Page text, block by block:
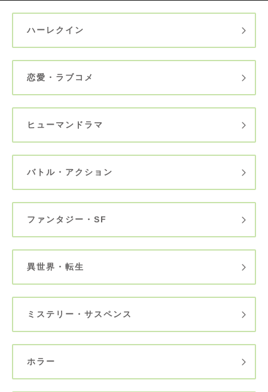
ハーレクイン
恋愛・ラブコメ
ヒューマンドラマ
バトル・アクション
ファンタジー・SF
異世界・転生
ミステリー・サスペンス
ホラー